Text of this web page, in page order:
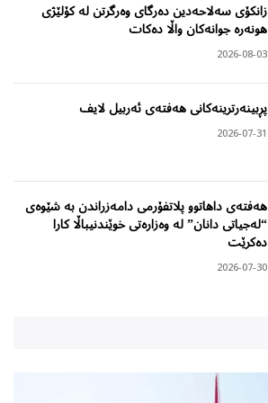
زانکۆی سەلاحەدین دەرگای وەرگرتن لە کۆلێژی
هونەرە جوانەکان واڵا دەکات
2026-08-03
پڕبینەرترینەکانی هەفتەی ئەربیل لایف
2026-07-31
هەفتەی داهاتوو پلاتفۆرمی دامەزراندن بە شێوەی
“لەجیاتی دانان” لە وەزارەتی خوێندنیباڵا کارا
دەکرێت
2026-07-30